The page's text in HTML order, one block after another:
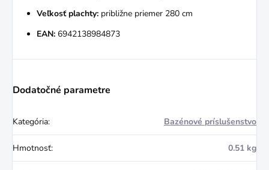
Veľkosť plachty: približne priemer 280 cm
EAN: 6942138984873
Dodatočné parametre
Kategória: Bazénové príslušenstvo
Hmotnosť: 0.51 kg